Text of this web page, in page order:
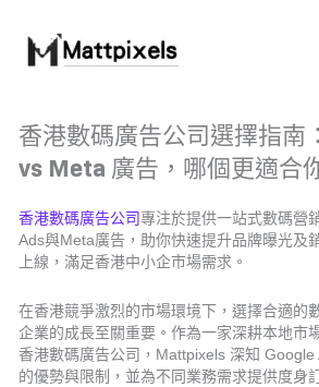
content
香港數碼廣告公司選擇指南
vs Meta 廣告，哪個更適合
香港數碼廣告公司專注於提供一站式數碼營
Ads與Meta廣告，助你快速提升品牌曝光及
上線，滿足香港中小企市場需求。
在香港競爭激烈的市場環境下，選擇合適的
企業的成長至關重要。作為一家深耕本地市
香港數碼廣告公司，Mattpixels 深知 Google
的優勢與限制，並為不同業務需求提供度身